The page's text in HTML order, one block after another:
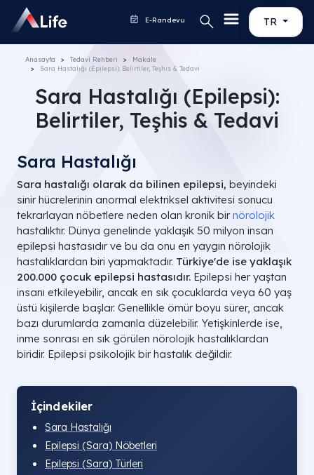
TR
E-Randevu
Anasayfa Tedavi Rehberi
Makale
Sara Hastalığı (Epilepsi): Belirtiler, Teşhis & Tedavi
Sara Hastalığı (Epilepsi):
Belirtiler, Teşhis & Tedavi
Sara Hastalığı
Sara hastalığı olarak da bilinen epilepsi, beyindeki
sinir hücrelerinin anormal elektriksel aktivitesi sonucu
tekrarlayan nöbetlere neden olan kronik birnörolojik
hastalıktır. Dünya genelinde yaklaşık 50 milyon insan
epilepsi hastasıdır ve bu da onu en yaygın nörolojik
hastalıklardan biri yapmaktadır. Türkiye'de ise yaklaşık
200.000 çocuk epilepsi hastasıdır. Epilepsi her yaştan
insanı etkileyebilir, ancak en sık çocuklarda veya 60 yaş
üstü kişilerde başlar. Genellikle ömür boyu sürer, ancak
bazı durumlarda zamanla düzelebilir. Yetişkinlerde ise,
inme sonrası en sık görülen nörolojik hastalıklardan
biridir. Epilepsi psikolojik bir hastalık değildir.
İçindekiler
Sara Hastalığı
Epilepsi (Sara) Nöbetleri
Epilepsi (Sara) Türleri